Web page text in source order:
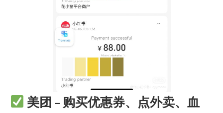
美团 – 购买优惠券、点外卖、血